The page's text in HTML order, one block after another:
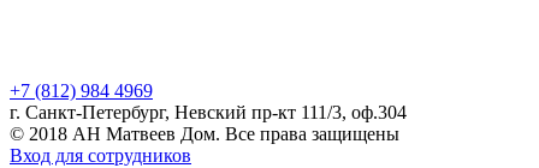
+7 (812) 984 4969
г. Санкт-Петербург, Невский пр-кт 111/3, оф.304
© 2018 АН Матвеев Дом. Все права защищены
Вход для сотрудников